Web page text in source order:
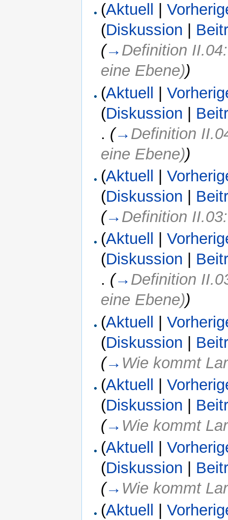
(Aktuell |
(Diskussion
(→ Definition
eine Ebene))
(Aktuell |
(Diskussion |
. (→ Definition
eine Ebene))
(Aktuell |
(Diskussion
(→ Definition
(Aktuell |
(Diskussion
. (→ Definition
eine Ebene))
(Aktuell |
(Diskussion |
(→ Wie kommt
(Aktuell |
(Diskussion
(→ Wie kommt
(Aktuell |
(Diskussion
(→ Wie kommt
(Aktuell |